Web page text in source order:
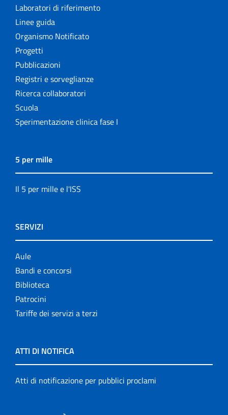
Laboratori di riferimento
Linee guida
Organismo Notificato
Progetti
Pubblicazioni
Registri e sorveglianze
Ricerca collaboratori
Scuola
Sperimentazione clinica fase I
5 per mille
Il 5 per mille e l'ISS
SERVIZI
Aule
Bandi e concorsi
Biblioteca
Patrocini
Tariffe dei servizi a terzi
ATTI DI NOTIFICA
Atti di notificazione per pubblici proclami